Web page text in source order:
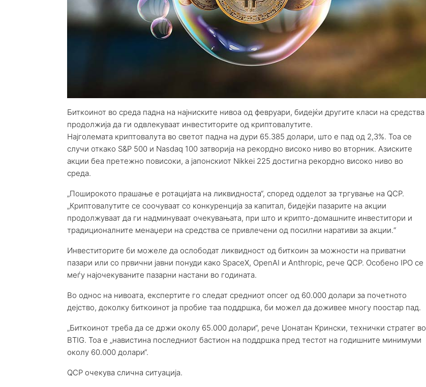
Биткоинот во среда падна на најниските нивоа од февруари, бидејќи другите класи на средства
продолжија да ги одвлекуваат инвеститорите од криптовалутите.
Најголемата криптовалута во светот падна на дури 65.385 долари, што е пад од 2,3%. Тоа се
случи откако S&P 500 и Nasdaq 100 затворија на рекордно високо ниво во вторник. Азиските
акции беа претежно повисоки, а јапонскиот Nikkei 225 достигна рекордно високо ниво во
среда.
„Поширокото прашање е ротацијата на ликвидноста“, според одделот за тргување на QCP.
„Криптовалутите се соочуваат со конкуренција за капитал, бидејќи пазарите на акции
продолжуваат да ги надминуваат очекувањата, при што и крипто-домашните инвеститори и
традиционалните менаџери на средства се привлечени од посилни наративи за акции.“
Инвеститорите би можеле да ослободат ликвидност од биткоин за можности на приватни
пазари или со првични јавни понуди како SpaceX, OpenAI и Anthropic, рече QCP. Особено IPO се
меѓу најочекуваните пазарни настани во годината.
Во однос на нивоата, експертите го следат средниот опсег од 60.000 долари за почетното
дејство, доколку биткоинот ја пробие таа поддршка, би можел да доживее многу поостар пад.
„Биткоинот треба да се држи околу 65.000 долари“, рече Џонатан Крински, технички стратег во
BTIG. Тоа е „навистина последниот бастион на поддршка пред тестот на годишните минимуми
околу 60.000 долари“.
QCP очекува слична ситуација.